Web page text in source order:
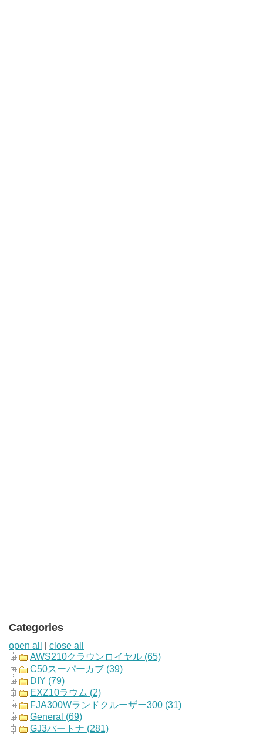
Categories
open all
close all
AWS210クラウンロイヤル (65)
C50スーパーカブ (39)
DIY (79)
EXZ10ラウム (2)
FJA300Wランドクルーザー300 (31)
General (69)
GJ3パートナ (281)